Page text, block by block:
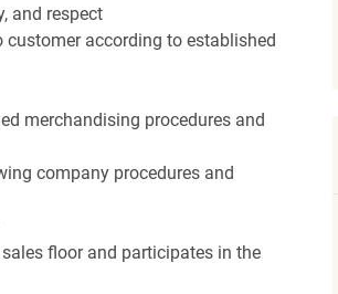
and respect
according to established
merchandising procedures and
company procedures and
floor and participates in the